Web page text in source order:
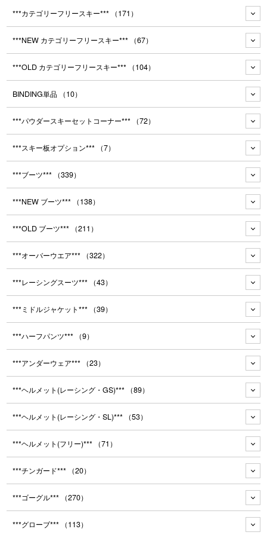
***カテゴリーフリースキー*** （171）
***NEW カテゴリーフリースキー*** （67）
***OLD カテゴリーフリースキー*** （104）
BINDING単品 （10）
***パウダースキーセットコーナー*** （72）
***スキー板オプション*** （7）
***ブーツ*** （339）
***NEW ブーツ*** （138）
***OLD ブーツ*** （211）
***オーバーウエア*** （322）
***レーシングスーツ*** （43）
***ミドルジャケット*** （39）
***ハーフパンツ*** （9）
***アンダーウェア*** （23）
***ヘルメット(レーシング・GS)*** （89）
***ヘルメット(レーシング・SL)*** （53）
***ヘルメット(フリー)*** （71）
***チンガード*** （20）
***ゴーグル*** （270）
***グローブ*** （113）